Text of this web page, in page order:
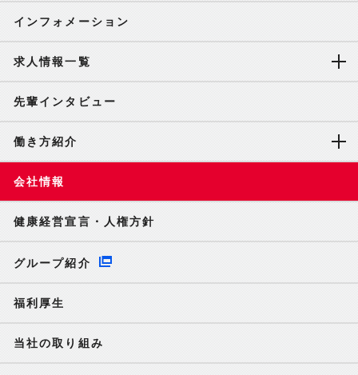
インフォメーション
求人情報一覧
先輩インタビュー
働き方紹介
会社情報
健康経営宣言・人権方針
グループ紹介
福利厚生
当社の取り組み